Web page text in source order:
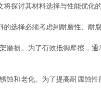
探讨其材料选择与性能优化
选择必须考虑到耐磨性、耐
损。为了有效抵御摩擦，
和老化。为了提高耐腐蚀